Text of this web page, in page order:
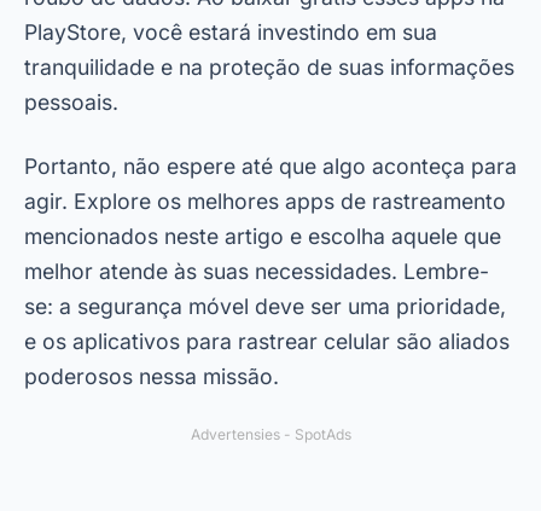
PlayStore, você estará investindo em sua
tranquilidade e na proteção de suas informações
pessoais.
Portanto, não espere até que algo aconteça para
agir. Explore os melhores apps de rastreamento
mencionados neste artigo e escolha aquele que
melhor atende às suas necessidades. Lembre-
se: a segurança móvel deve ser uma prioridade,
e os aplicativos para rastrear celular são aliados
poderosos nessa missão.
Advertensies - SpotAds